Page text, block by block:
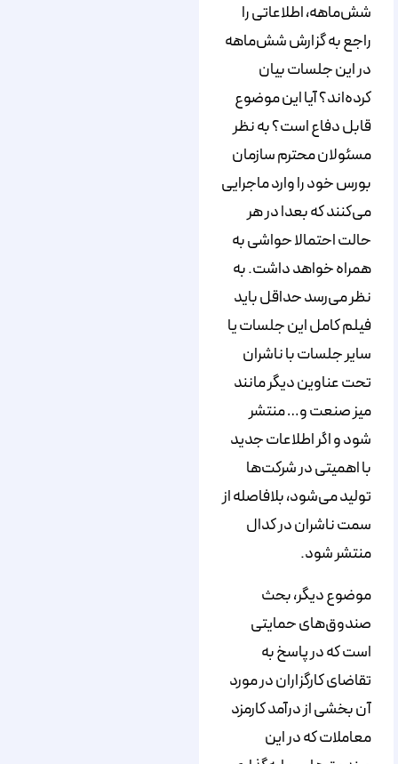
شش‌ماهه، اطلاعاتی را
راجع به گزارش شش‌ماهه
در این جلسات بیان
کرده‌اند؟ آیا این موضوع
قابل دفاع است؟ به نظر
مسئولان محترم سازمان
بورس خود را وارد ماجرایی
می‌کنند که بعدا در هر
حالت احتمالا حواشی به
همراه خواهد داشت. به
نظر می‌رسد حداقل باید
فیلم کامل این جلسات یا
سایر جلسات با ناشران
تحت عناوین دیگر مانند
میز صنعت و… منتشر
شود و اگر اطلاعات جدید
با اهمیتی در شرکت‌ها
تولید می‌شود، بلافاصله از
سمت ناشران در کدال
منتشر شود.
موضوع دیگر، بحث
صندوق‌های حمایتی
است که در پاسخ به
تقاضای کارگزاران در مورد
آن بخشی از درآمد کارمزد
معاملات که در این